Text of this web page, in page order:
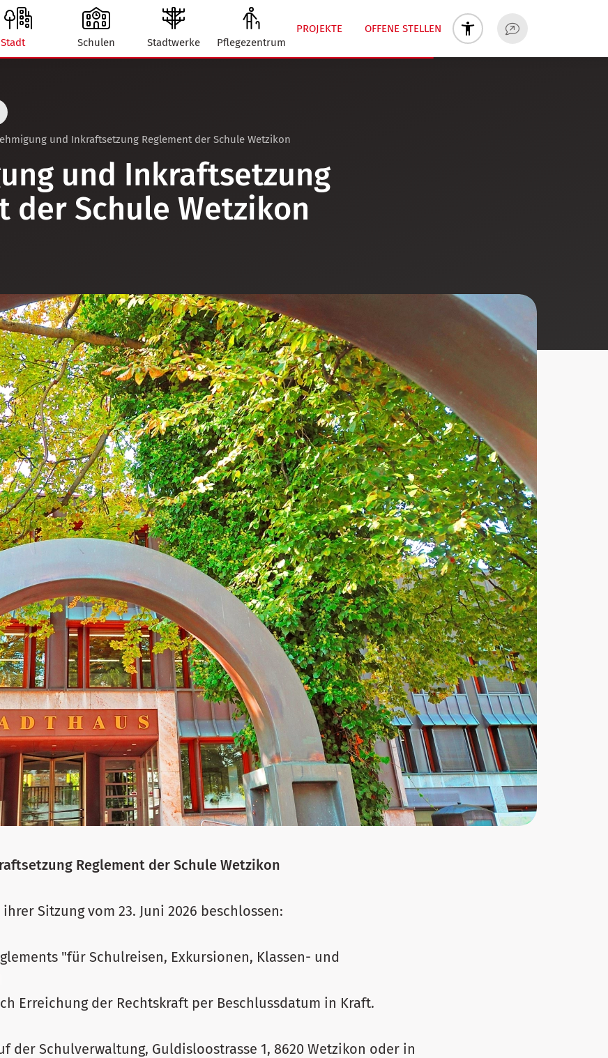
PROJEKTE
OFFENE STELLEN
Stadt
Schulen Stadtwerke Pflegezentrum
und Inkraftsetzung Reglement der Schule Wetzikon
und Inkraftsetzung
der Schule Wetzikon
Reglement der Schule Wetzikon
Sitzung vom 23. Juni 2026 beschlossen:
"für Schulreisen, Exkursionen, Klassen- und
Erreichung der Rechtskraft per Beschlussdatum in Kraft.
der Schulverwaltung, Guldisloostrasse 1, 8620 Wetzikon oder in